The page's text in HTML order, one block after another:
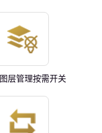
图层管理按需开关